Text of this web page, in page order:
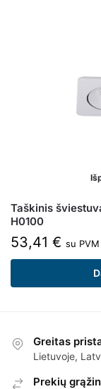
Taškinis
H0100
53,41 € su PVM
Greitas
Lietuvoje,
Prekių